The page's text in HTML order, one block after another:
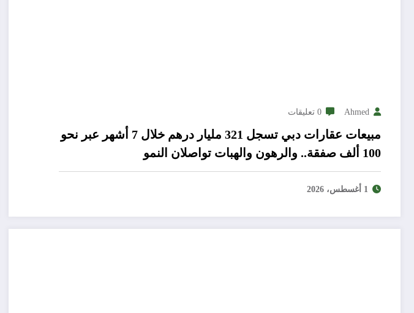
Ahmed 0 تعليقات
مبيعات عقارات دبي تسجل 321 مليار درهم خلال 7 أشهر عبر نحو
100 ألف صفقة.. والرهون والهبات تواصلان النمو
1 أغسطس، 2026